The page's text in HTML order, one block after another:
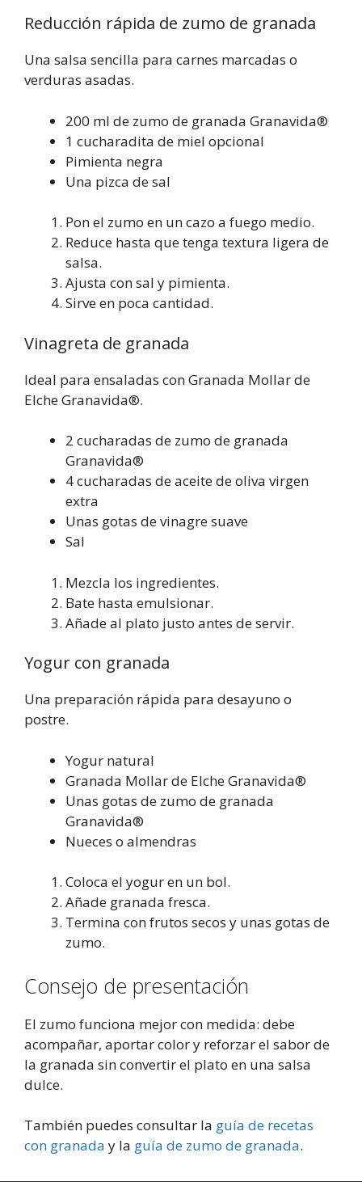
Reducción rápida de zumo de granada
Una salsa sencilla para carnes marcadas o
verduras asadas.
200 ml de zumo de granada Granavida®
1 cucharadita de miel opcional
Pimienta negra
Una pizca de sal
Pon el zumo en un cazo a fuego medio.
Reduce hasta que tenga textura ligera de
salsa.
Ajusta con sal y pimienta.
Sirve en poca cantidad.
Vinagreta de granada
Ideal para ensaladas con Granada Mollar de
Elche Granavida®.
2 cucharadas de zumo de granada
Granavida®
4 cucharadas de aceite de oliva virgen
extra
Unas gotas de vinagre suave
Sal
Mezcla los ingredientes.
Bate hasta emulsionar.
Añade al plato justo antes de servir.
Yogur con granada
Una preparación rápida para desayuno o
postre.
Yogur natural
Granada Mollar de Elche Granavida®
Unas gotas de zumo de granada
Granavida®
Nueces o almendras
Coloca el yogur en un bol.
Añade granada fresca.
Termina con frutos secos y unas gotas de
zumo.
Consejo de presentación
El zumo funciona mejor con medida: debe
acompañar, aportar color y reforzar el sabor de
la granada sin convertir el plato en una salsa
dulce.
También puedes consultar la guía de recetas
con granada y la guía de zumo de granada.